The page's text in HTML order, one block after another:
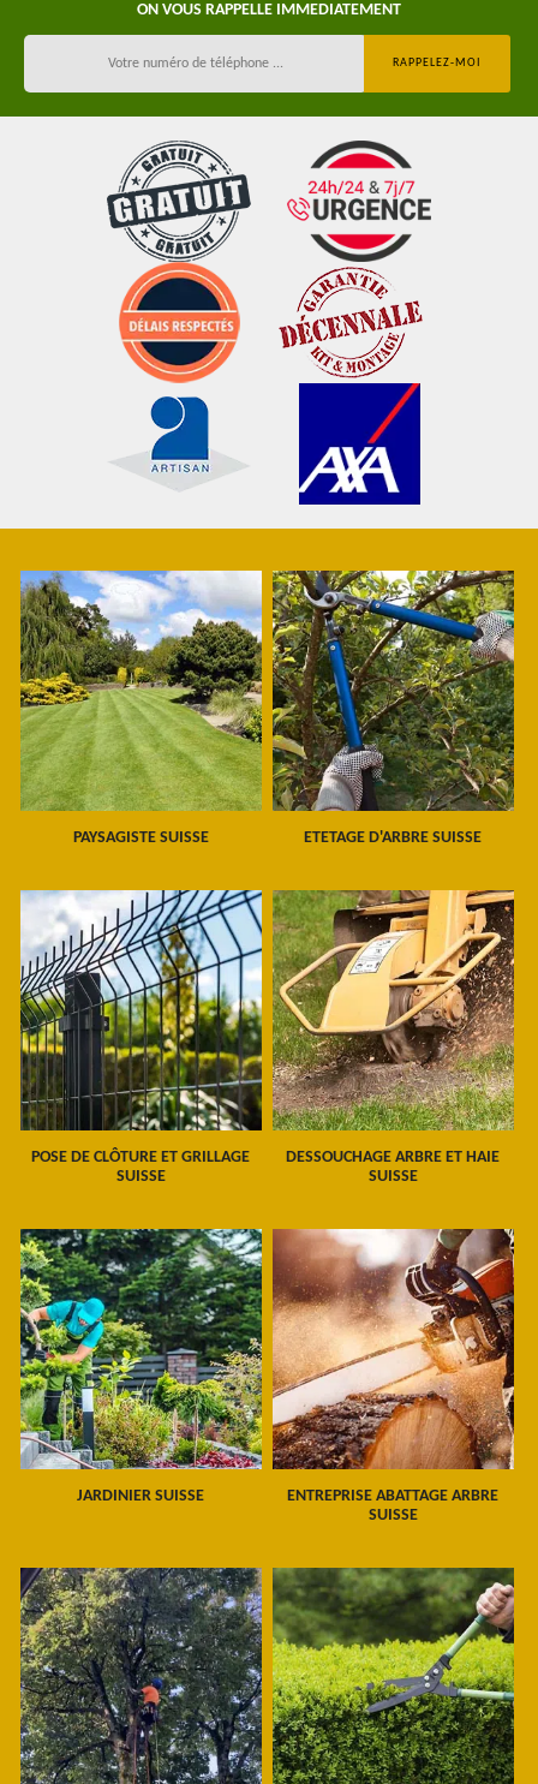
ON VOUS RAPPELLE IMMEDIATEMENT
PAYSAGISTE SUISSE ETETAGE D'ARBRE SUISSE
POSE DE CLÔTURE ET GRILLAGE
SUISSE
DESSOUCHAGE ARBRE ET HAIE
SUISSE
JARDINIER SUISSE
ENTREPRISE ABATTAGE ARBRE
SUISSE